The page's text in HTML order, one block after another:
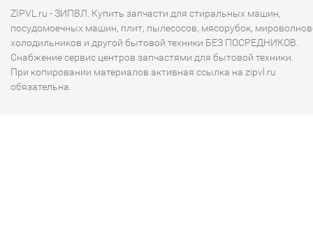
ZIPVL.ru - ЗИПВЛ. Купить запчасти для стиральных машин,
посудомоечных машин, плит, пылесосов, мясорубок,
холодильников и другой бытовой техники БЕЗ ПОСРЕДНИКОВ.
Снабжение сервис центров запчастями для бытовой техники.
При копировании материалов активная ссылка на zipvl.ru
обязательна.